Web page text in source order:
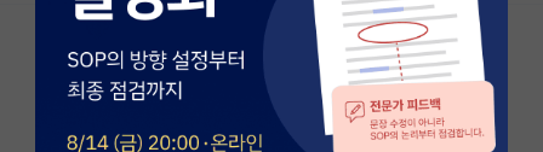
커뮤니티 홈
전체글보기
베스트 게시판